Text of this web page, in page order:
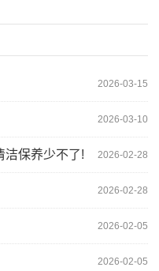
2026-03-15
2026-03-10
2026-02-28
洁保养少不了!
2026-02-28
2026-02-05
2026-02-05